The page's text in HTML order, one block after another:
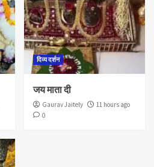
दिव्य दर्शन
जय माता दी
Gaurav Jaitely
11 hours ago
0